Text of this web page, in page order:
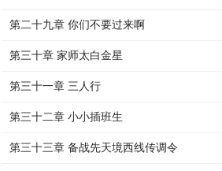
第二十九章 你们不要过来啊
第三十章 家师太白金星
第三十一章 三人行
第三十二章 小小插班生
第三十三章 备战先天境西线传调令